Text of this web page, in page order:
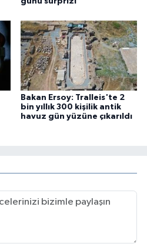
Bakan Ersoy: Tralleis'te 2
bin yıllık 300 kişilik antik
havuz gün yüzüne çıkarıldı